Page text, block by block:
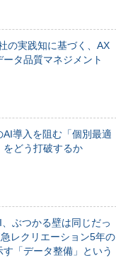
の実践知に基づく、AX
ータ品質マネジメント
AI導入を阻む「個別最適
をどう打破するか
、ぶつかる壁は同じだっ
レクリエーション5年の
す「データ整備」という